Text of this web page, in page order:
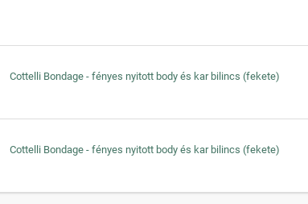
Cottelli Bondage - fényes nyitott body és kar bilincs (fekete)
Cottelli Bondage - fényes nyitott body és kar bilincs (fekete)